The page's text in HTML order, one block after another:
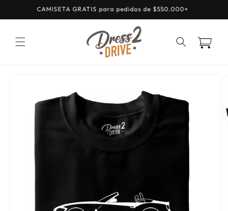
directamente
al contenido
CAMISETA GRATIS para pedidos de $550.000+
Carrito
del producto